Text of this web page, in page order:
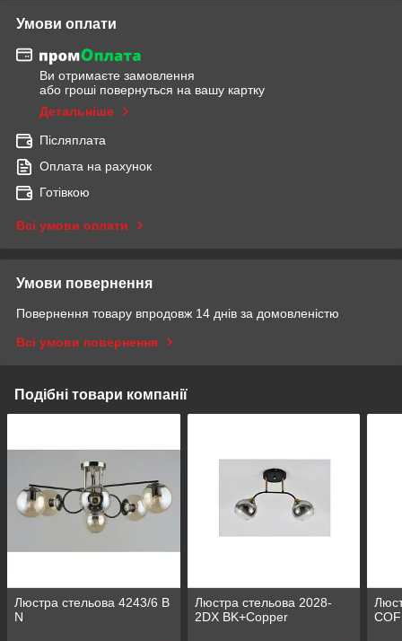
Умови оплати
Ви отримаєте замовлення
або гроші повернуться на вашу картку
Детальніше
Післяплата
Оплата на рахунок
Готівкою
Всі умови оплати
Умови повернення
Повернення товару впродовж 14 днів за домовленістю
Всі умови повернення
Подібні товари компанії
Люстра стельова 4243/6 В
N
Люстра стельова 2028-
2DX BK+Copper